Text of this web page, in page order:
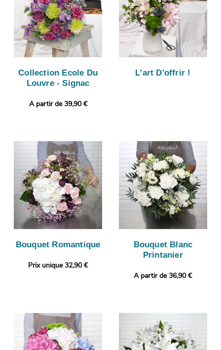
Collection Ecole Du
Louvre - Signac
A partir de 39,90 €
L’art D'offrir !
Bouquet Romantique
Prix unique 32,90 €
Bouquet Blanc
Printanier
A partir de 36,90 €